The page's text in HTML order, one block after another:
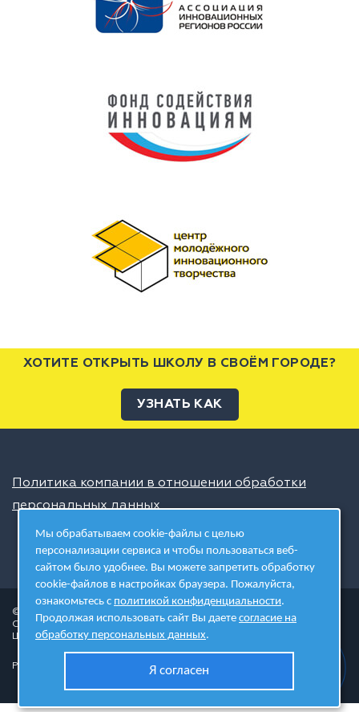
ХОТИТЕ ОТКРЫТЬ ШКОЛУ В СВОЁМ ГОРОДЕ?
УЗНАТЬ КАК
Политика компании в отношении обработки
персональных данных
© 2026 ШЦТ
Сеть центров молодёжного инновационного творчества
Школа цифровых технологий
Разработано в студии
Мы обрабатываем cookie-файлы с целью
персонализации сервиса и чтобы пользоваться веб-
сайтом было удобнее. Вы можете запретить обработку
cookie-файлов в настройках браузера. Пожалуйста,
ознакомьтесь с политикой конфиденциальности.
Продолжая использовать сайт Вы даетесогласие на
обработку персональных данных.
Я согласен